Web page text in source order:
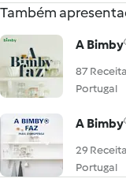
Também
A
87
Portugal
A
29
Portugal